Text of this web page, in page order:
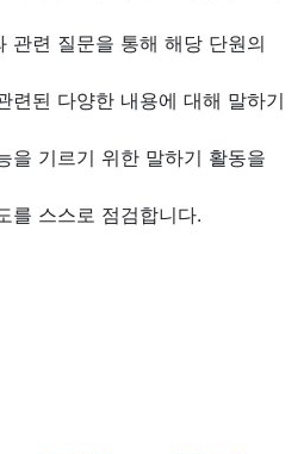
련 질문을 통해 해당 단원의
된 다양한 내용에 대해 말하기
기르기 위한 말하기 활동을
를 스스로 점검합니다.